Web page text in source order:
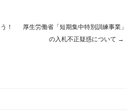
！
厚生労働省「短期集中特別訓練事業」
の入札不正疑惑について →